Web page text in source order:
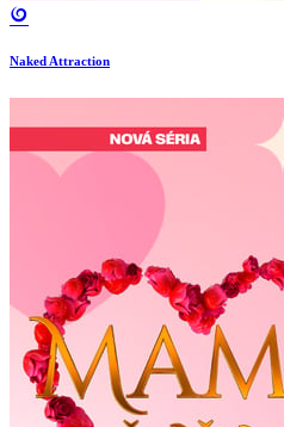
Naked Attraction